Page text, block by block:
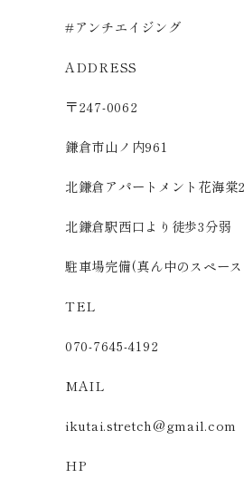
#アンチエイジング
ADDRESS
〒247-0062
鎌倉市山ノ内961
北鎌倉アパートメント花海棠
北鎌倉駅西口より徒歩3分弱
駐車場完備(真ん中のスペー
TEL
070-7645-4192
MAIL
ikutai.stretch@gmail.com
HP